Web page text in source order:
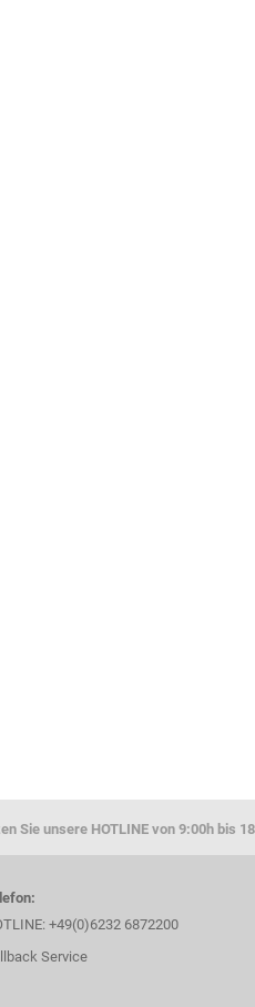
Sie unsere HOTLINE von 9:00h bis
+49(0)6232 6872200
Service